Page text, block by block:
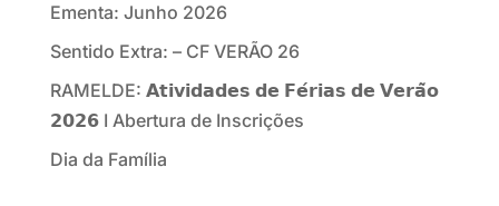
Ementa: Junho 2026
Sentido Extra: – CF VERÃO 26
RAMELDE: 𝗔𝘁𝗶𝘃𝗶𝗱𝗮𝗱𝗲𝘀 𝗱𝗲 𝗙𝗲́𝗿𝗶𝗮𝘀 𝗱𝗲 𝗩𝗲𝗿𝗮̃𝗼
𝟮𝟬𝟮𝟲 I Abertura de Inscrições
Dia da Família